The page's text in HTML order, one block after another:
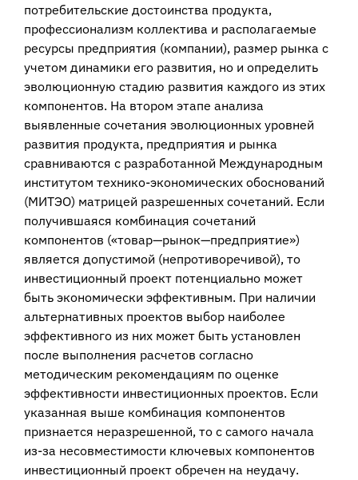
потребитель­ские достоинства продукта,
профессионализм коллектива и располагаемые
ресур­сы предприятия (компании), размер рынка с
учетом динамики его развития, но и определить
эволюционную стадию развития каждого из этих
компонентов. На втором этапе анализа
выявленные сочетания эволюционных уровней
разви­тия продукта, предприятия и рынка
сравниваются с разработанной Международ­ным
институтом технико-экономических обоснований
(МИТЭО) матрицей разрешенных сочетаний. Если
получившаяся комбинация сочетаний
компонентов («товар—рынок—предприятие»)
является допустимой (непротиворечивой), то
инвестиционный проект потенциально может
быть экономически эффективным. При наличии
альтернативных проектов выбор наиболее
эффективного из них может быть установлен
после выполнения расчетов согласно
методическим ре­комендациям по оценке
эффективности инвестиционных проектов. Если
указан­ная выше комбинация компонентов
признается неразрешенной, то с самого начала
из-за несовместимости ключевых компонентов
инвестиционный проект обречен на неудачу.